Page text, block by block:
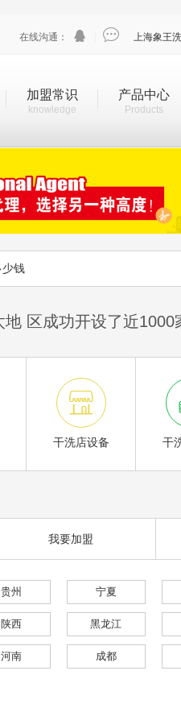
在线沟通：   上海象王
加盟常识
knowledge
产品中心
Products
钱
区成功开设了近1000

干洗店设备 干
我要加盟
贵州 宁夏
陕西 黑龙江
河南 成都